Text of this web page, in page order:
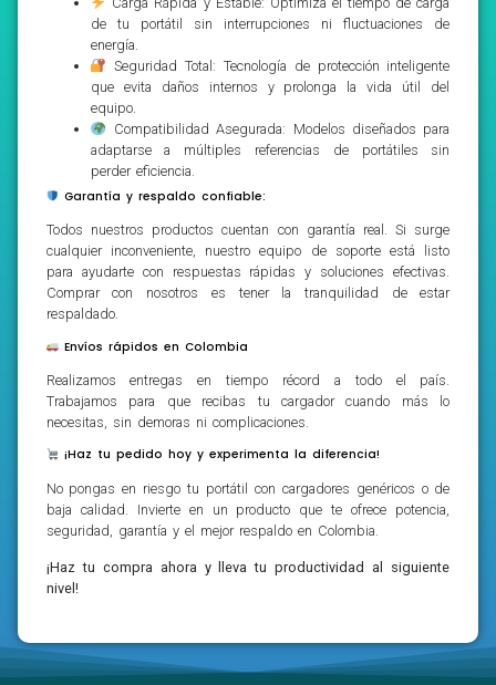
de tu portátil sin interrupciones ni fluctuaciones de
energía.
Seguridad Total: Tecnología de protección inteligente
que evita daños internos y prolonga la vida útil del
equipo.
Compatibilidad Asegurada: Modelos diseñados para
adaptarse a múltiples referencias de portátiles sin
perder eficiencia.
Garantía y respaldo confiable:
Todos nuestros productos cuentan con garantía real. Si surge
cualquier inconveniente, nuestro equipo de soporte está listo
para ayudarte con respuestas rápidas y soluciones efectivas.
Comprar con nosotros es tener la tranquilidad de estar
respaldado.
Envíos rápidos en Colombia
Realizamos entregas en tiempo récord a todo el país.
Trabajamos para que recibas tu cargador cuando más lo
necesitas, sin demoras ni complicaciones.
¡Haz tu pedido hoy y experimenta la diferencia!
No pongas en riesgo tu portátil con cargadores genéricos o de
baja calidad. Invierte en un producto que te ofrece potencia,
seguridad, garantía y el mejor respaldo en Colombia.
¡Haz tu compra ahora y lleva tu productividad al siguiente
nivel!